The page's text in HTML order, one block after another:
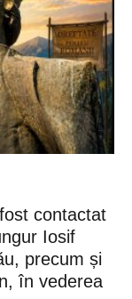
contactat
Iosif
precum și
în vederea